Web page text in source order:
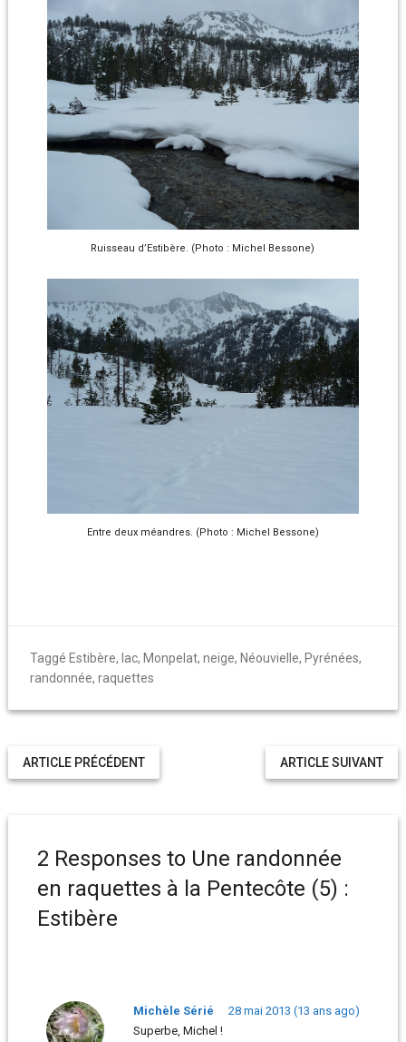
Ruisseau d’Estibère. (Photo : Michel Bessone)
Entre deux méandres. (Photo : Michel Bessone)
Taggé Estibère, lac, Monpelat, neige, Néouvielle, Pyrénées,
randonnée, raquettes
ARTICLE SUIVANT
ARTICLE PRÉCÉDENT
2 Responses to Une randonnée
en raquettes à la Pentecôte (5) :
Estibère
Michèle Sérié
28 mai 2013 (13 ans ago)
Superbe, Michel !